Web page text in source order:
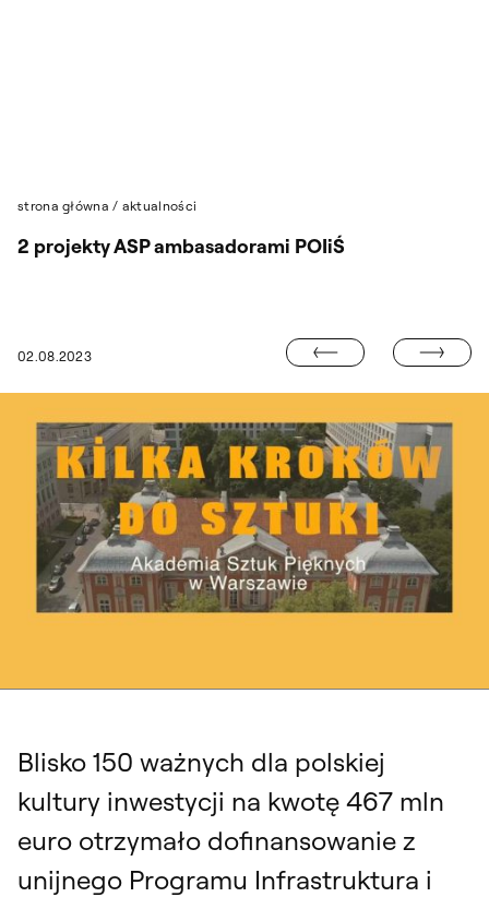
strona główna / aktualności
02.08.2023
2 projekty ASP ambasadorami POIiŚ
LATO W PAŁACU: SIERPIEŃ
LATO W
Blisko 150 ważnych dla polskiej
kultury inwestycji na kwotę 467 mln
euro otrzymało dofinansowanie z
unijnego Programu Infrastruktura i